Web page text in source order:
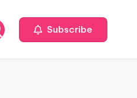
Subscribe